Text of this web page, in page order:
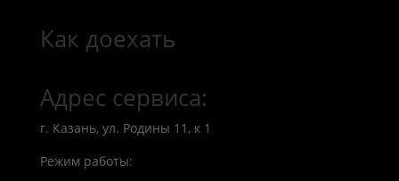
Как доехать
Адрес сервиса:
г. Казань, ул. Родины 11, к 1
Режим работы: